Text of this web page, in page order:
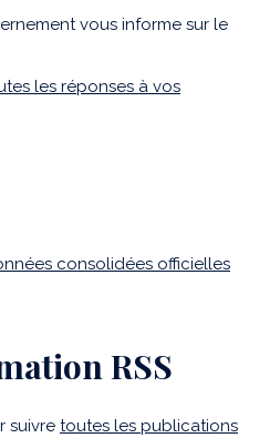
vous informe sur le
les réponses à vos
consolidées officielles
RSS
suivre toutes les publications